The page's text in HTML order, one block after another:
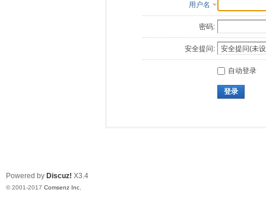
用户名
密码:
安全提问:
自动登录
登录
Powered by Discuz! X3.4
© 2001-2017 Comsenz Inc.